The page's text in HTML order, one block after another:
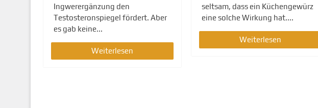
Ingwerergänzung den
Testosteronspiegel fördert. Aber
es gab keine...
Weiterlesen
seltsam, dass ein Küchengewürz
eine solche Wirkung hat....
Weiterlesen